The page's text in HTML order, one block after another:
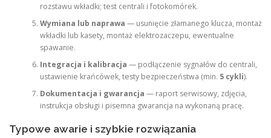
rozstawu wkładki; test centrali i fotokomórek.
Wymiana lub naprawa — usunięcie złamanego klucza, montaż
wkładki lub kasety, montaż elektrozaczepu, ewentualne
spawanie.
Integracja i kalibracja — podłączenie sygnałów do centrali,
ustawienie krańcówek, testy bezpieczeństwa (min. 5 cykli).
Dokumentacja i gwarancja — raport serwisowy, zdjęcia,
instrukcja obsługi i pisemna gwarancja na wykonaną pracę.
Typowe awarie i szybkie rozwiązania